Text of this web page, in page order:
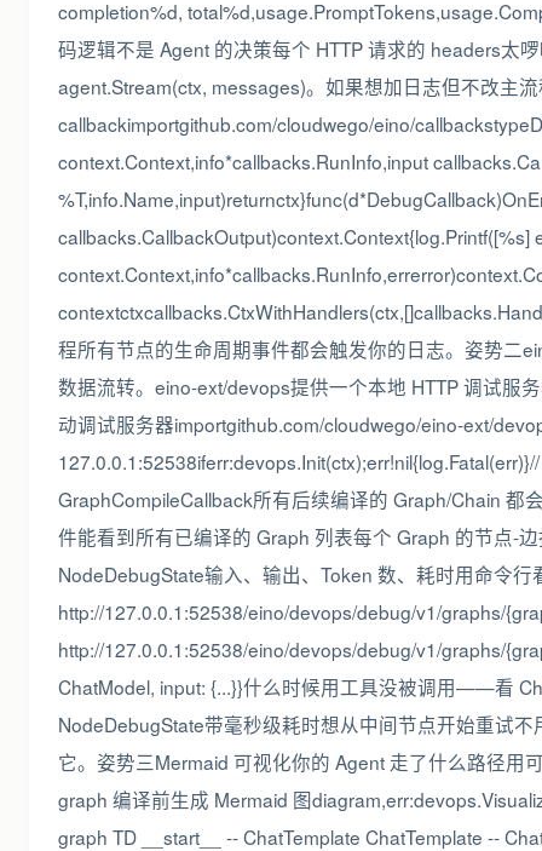
completion%d,
码逻辑不是 Agent 的决策每个 HTTP 请求的 headers太
agent.Stream(ctx, messages)。如果想加日志但不改主
callbackimportgithub.com/cloudwego/eino/
context.Context,info*callbacks.RunInfo,input
程所有节点的生命周期事件都会触发你的日志。姿势二
数据流转。eino-ext/devops提供一个本地 HTTP 调试服
动调试服务器importgithub.com/cloudwego/eino-ext/
GraphCompileCallback所有后续编译的 Graph/Chain 都
件能看到所有已编译的 Graph 列表每个 Graph 的节点-
NodeDebugState输入、输出、Token 数、耗时用命令
http://127.0.0.1:52538/eino/devops/debug/v1/graphs/
http://127.0.0.1:52538/eino/devops/debug/v1/graphs/
ChatModel, input: {...}}什么时候用工具没被调用——看
NodeDebugState带毫秒级耗时想从中间节点开始重试
它。姿势三Mermaid 可视化你的 Agent 走了什么路径用
graph 编译前生成 Mermaid 图
graph TD __start__ -- ChatTemplate ChatTemplate --